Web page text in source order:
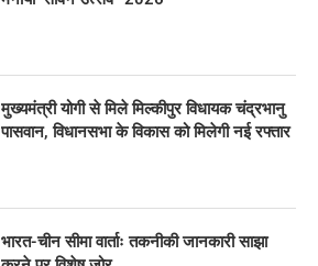
मुख्यमंत्री योगी से मिले मिल्कीपुर विधायक चंद्रभानु
पासवान, विधानसभा के विकास को मिलेगी नई रफ्तार
भारत-चीन सीमा वार्ताः तकनीकी जानकारी साझा